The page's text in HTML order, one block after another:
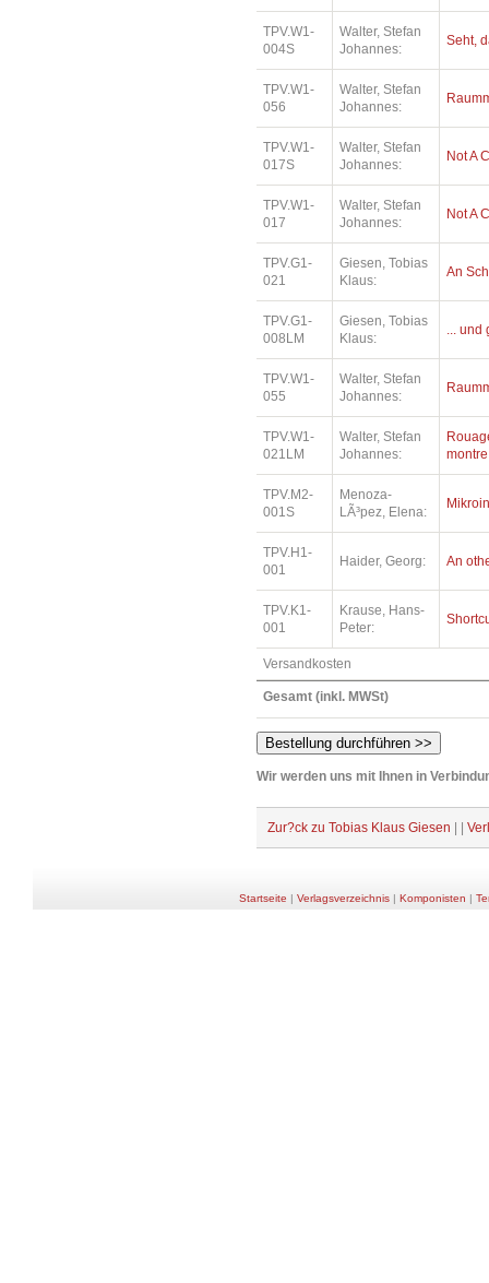
TPV.W1-
004S
Walter, Stefan
Johannes:
Seht,
TPV.W1-
056
Walter, Stefan
Johannes:
TPV.W1-
017S
Walter, Stefan
Johannes:
Not A
TPV.W1-
017
Walter, Stefan
Johannes:
Not A
TPV.G1-
021
Giesen, Tobias
Klaus:
An
TPV.G1-
008LM
Giesen, Tobias
Klaus:
... und
TPV.W1-
055
Walter, Stefan
Johannes:
TPV.W1-
021LM
Walter, Stefan
Johannes:
montre
TPV.M2-
001S
Menoza-
LÃ³pez, Elena:
TPV.H1-
001
Haider, Georg: An
TPV.K1-
001
Krause, Hans-
Peter:
Versandkosten
Gesamt (inkl. MWSt)
Wir werden uns mit Ihnen in
Zur?ck zu Tobias Klaus Giesen
Startseite | Verlagsverzeichnis| Komponisten |